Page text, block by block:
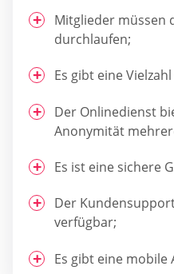
Mitglieder müssen
durchlaufen;
Es gibt eine
Der Onlinedienst
Anonymität
Es ist eine sichere
Der
verfügbar;
Es gibt eine mobile